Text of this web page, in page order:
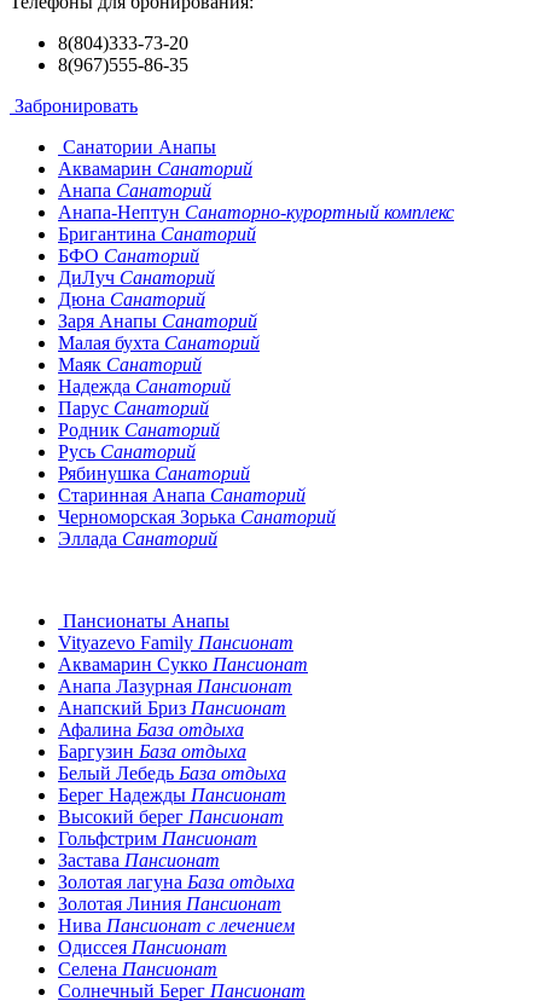
8(804)333-73-20
8(967)555-86-35
Забронировать
Санатории Анапы
Аквамарин Санаторий
Анапа Санаторий
Анапа-Нептун Санаторно-курортный комплекс
Бригантина Санаторий
БФО Санаторий
ДиЛуч Санаторий
Дюна Санаторий
Заря Анапы Санаторий
Малая бухта Санаторий
Маяк Санаторий
Надежда Санаторий
Парус Санаторий
Родник Санаторий
Русь Санаторий
Рябинушка Санаторий
Старинная Анапа Санаторий
Черноморская Зорька Санаторий
Эллада Санаторий
Пансионаты Анапы
Vityazevo Family Пансионат
Аквамарин Сукко Пансионат
Анапа Лазурная Пансионат
Анапский Бриз Пансионат
Афалина База отдыха
Баргузин База отдыха
Белый Лебедь База отдыха
Берег Надежды Пансионат
Высокий берег Пансионат
Гольфстрим Пансионат
Застава Пансионат
Золотая лагуна База отдыха
Золотая Линия Пансионат
Нива Пансионат с лечением
Одиссея Пансионат
Селена Пансионат
Солнечный Берег Пансионат